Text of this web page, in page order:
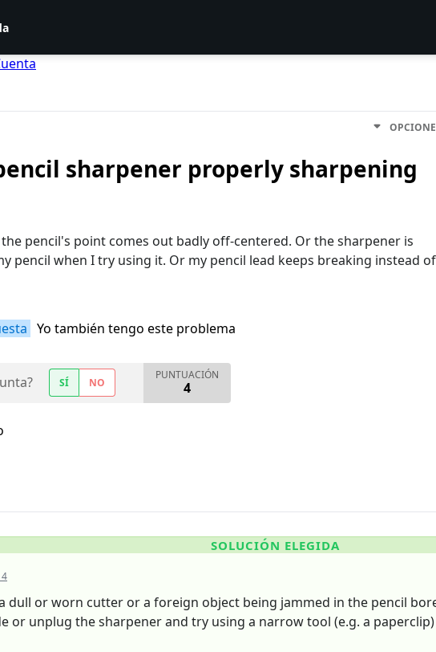
sharpener properly sharpening
pencil's point comes out badly off-centered. Or the sharpener is
pencil when I try using it. Or my pencil lead keeps breaking instead of
Yo también tengo este problema
SÍ NO
PUNTUACIÓN
4
SOLUCIÓN ELEGIDA
dull or worn cutter or a foreign object being jammed in the pencil
or unplug the sharpener and try using a narrow tool (e.g. a